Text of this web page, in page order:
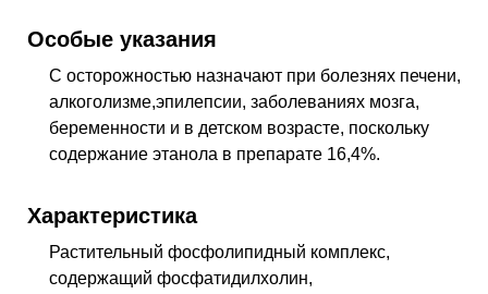
Особые указания
С осторожностью назначают при болезнях печени,
алкоголизме,эпилепсии, заболеваниях мозга,
беременности и в детском возрасте, поскольку
содержание этанола в препарате 16,4%.
Характеристика
Растительный фосфолипидный комплекс,
содержащий фосфатидилхолин,